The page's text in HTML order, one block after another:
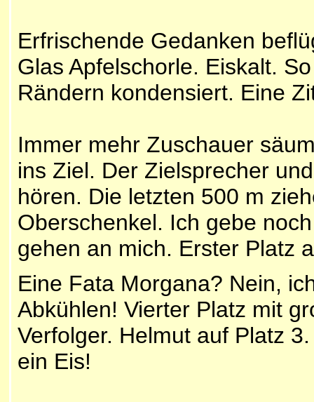
Erfrischende Gedanken
Glas Apfelschorle. Eiskalt.
Rändern kondensiert. Eine
Immer mehr Zuschauer
ins Ziel. Der Zielsprecher
hören. Die letzten 500 m
Oberschenkel. Ich gebe
gehen an mich. Erster Platz
Eine Fata Morgana? Nein,
Abkühlen! Vierter Platz mit
Verfolger. Helmut auf Platz
ein Eis!